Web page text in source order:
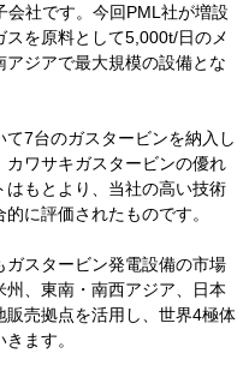
会社です。今回PML社が増設
を原料として5,000t/日のメ
ジアで最大規模の設備とな
7台のガスタービンを納入し
ワサキガスタービンの優れ
もとより、当社の高い技術
に評価されたものです。
スタービン発電設備の市場
、東南・南西アジア、日本
売拠点を活用し、世界4極体
ます。